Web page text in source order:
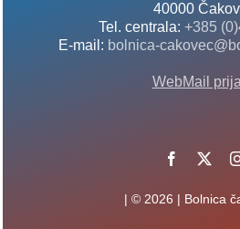
40000
Tel. centrala: +385
E-mail: bolnica-
WebMail
| © 2026 | Bolnica